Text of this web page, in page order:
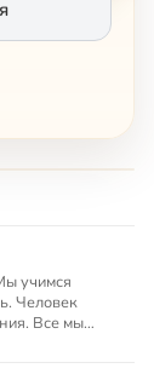
учимся
Человек
Все мы